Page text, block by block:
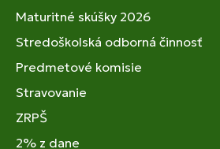
Maturitné skúšky 2026
Stredoškolská odborná činnosť
Predmetové komisie
Stravovanie
ZRPŠ
2% z dane